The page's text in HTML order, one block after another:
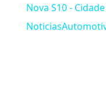
Nova S10 -